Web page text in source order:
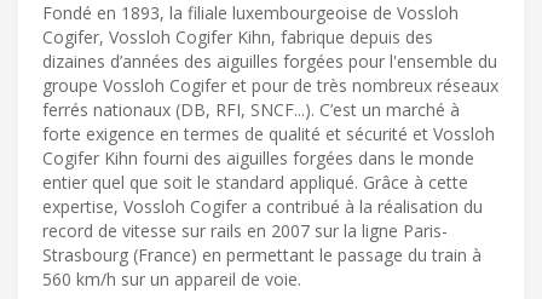
Fondé en 1893, la filiale luxembourgeoise de Vossloh
Cogifer, Vossloh Cogifer Kihn, fabrique depuis des
dizaines d’années des aiguilles forgées pour l'ensemble du
groupe Vossloh Cogifer et pour de très nombreux réseaux
ferrés nationaux (DB, RFI, SNCF...). C’est un marché à
forte exigence en termes de qualité et sécurité et Vossloh
Cogifer Kihn fourni des aiguilles forgées dans le monde
entier quel que soit le standard appliqué. Grâce à cette
expertise, Vossloh Cogifer a contribué à la réalisation du
record de vitesse sur rails en 2007 sur la ligne Paris-
Strasbourg (France) en permettant le passage du train à
560 km/h sur un appareil de voie.